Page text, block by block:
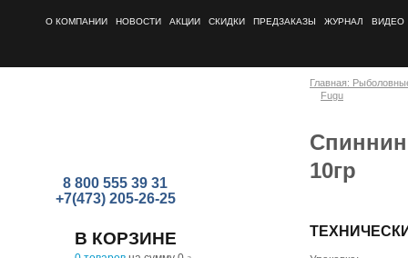
О КОМПАНИИ НОВОСТИ АКЦИИ СКИДКИ ПРЕДЗАКАЗЫ ЖУРНАЛ ВИДЕО
8 800 555 39 31
+7(473) 205-26-25
В КОРЗИНЕ
Главная:
Fugu
10гр